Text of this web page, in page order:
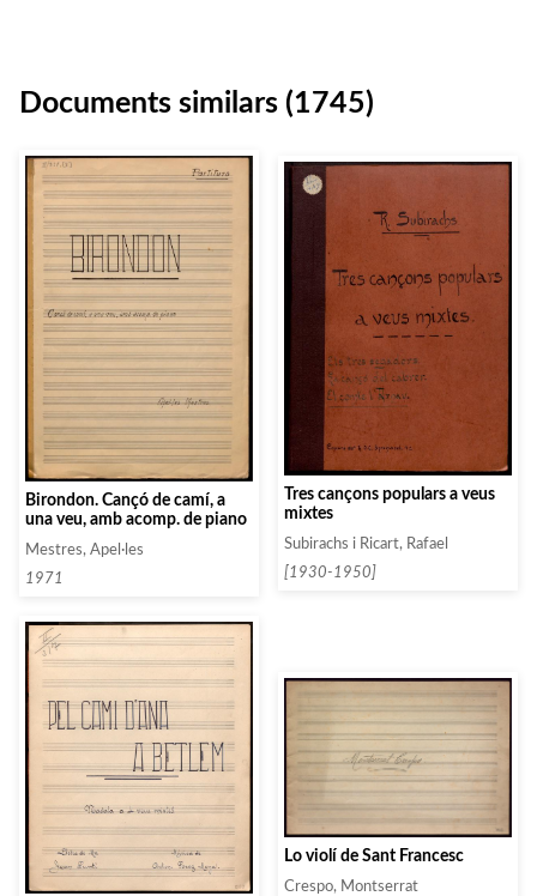
Documents similars (1745)
Birondon. Cançó de camí, a
una veu, amb acomp. de piano
Mestres, Apel·les
1971
Tres cançons populars a veus
mixtes
Subirachs i Ricart, Rafael
[1930-1950]
Lo violí de Sant Francesc
Crespo, Montserrat